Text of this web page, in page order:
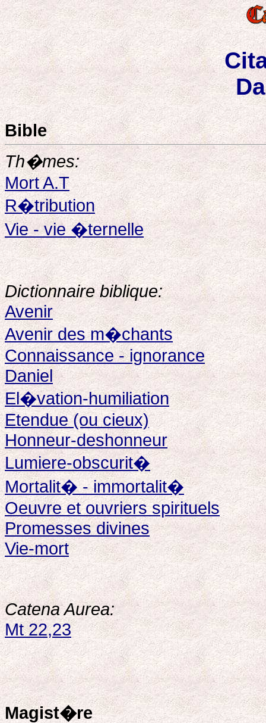
Bible
Th�mes:
Mort A.T
R�tribution
Vie - vie �ternelle
Dictionnaire biblique:
Avenir
Avenir des m�chants
Connaissance - ignorance
Daniel
El�vation-humiliation
Etendue (ou cieux)
Honneur-deshonneur
Lumiere-obscurit�
Mortalit� - immortalit�
Oeuvre et ouvriers spirituels
Promesses divines
Vie-mort
Catena Aurea:
Mt 22,23
Magist�re